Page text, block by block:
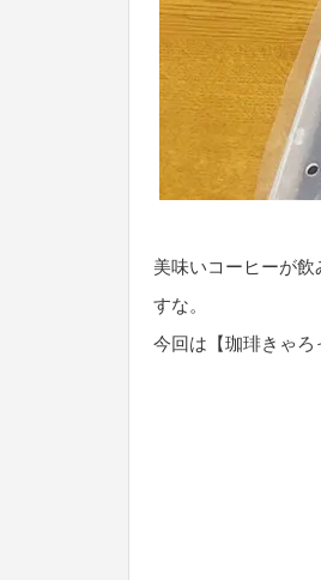
美味いコーヒーが
すな。
今回は【珈琲きゃろ